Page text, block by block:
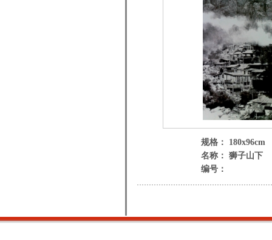
规格： 180x96cm
名称： 狮子山下
编号：